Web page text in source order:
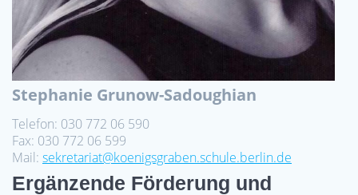
Stephanie Grunow-Sadoughian
Telefon: 030 772 06 590
Fax: 030 772 06 599
Mail: sekretariat@koenigsgraben.schule.berlin.de
Ergänzende Förderung und